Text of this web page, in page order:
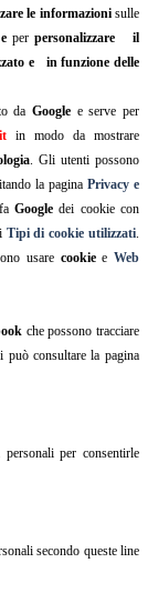
le informazioni sulle
perpersonalizzare il
e in funzione delle
da Google e serve per
in modo da mostrare
. Gli utenti possono
la pagina Privacy e
faGoogle dei cookie con
Tipi di cookie utilizzati.
usare cookiee Web
che possono tracciare
consultare la pagina
per consentirle
secondo queste line